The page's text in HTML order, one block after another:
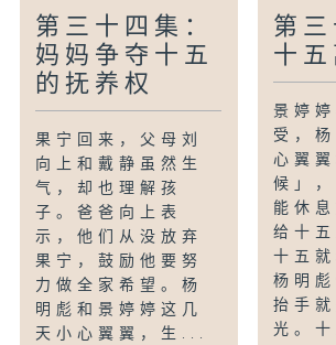
第三十四集：
妈妈争夺十五
的抚养权
果宁回来，父母刘
向上和戴静虽然生
气，却也理解孩
子。爸爸向上表
示，他们从没放弃
果宁，鼓励他要努
力做全家希望。杨
明彪和景婷婷这几
天小心翼翼，生...
第三
十
景婷
受，
心翼翼
候」
能休
给十
十五
杨明
抬手
光。